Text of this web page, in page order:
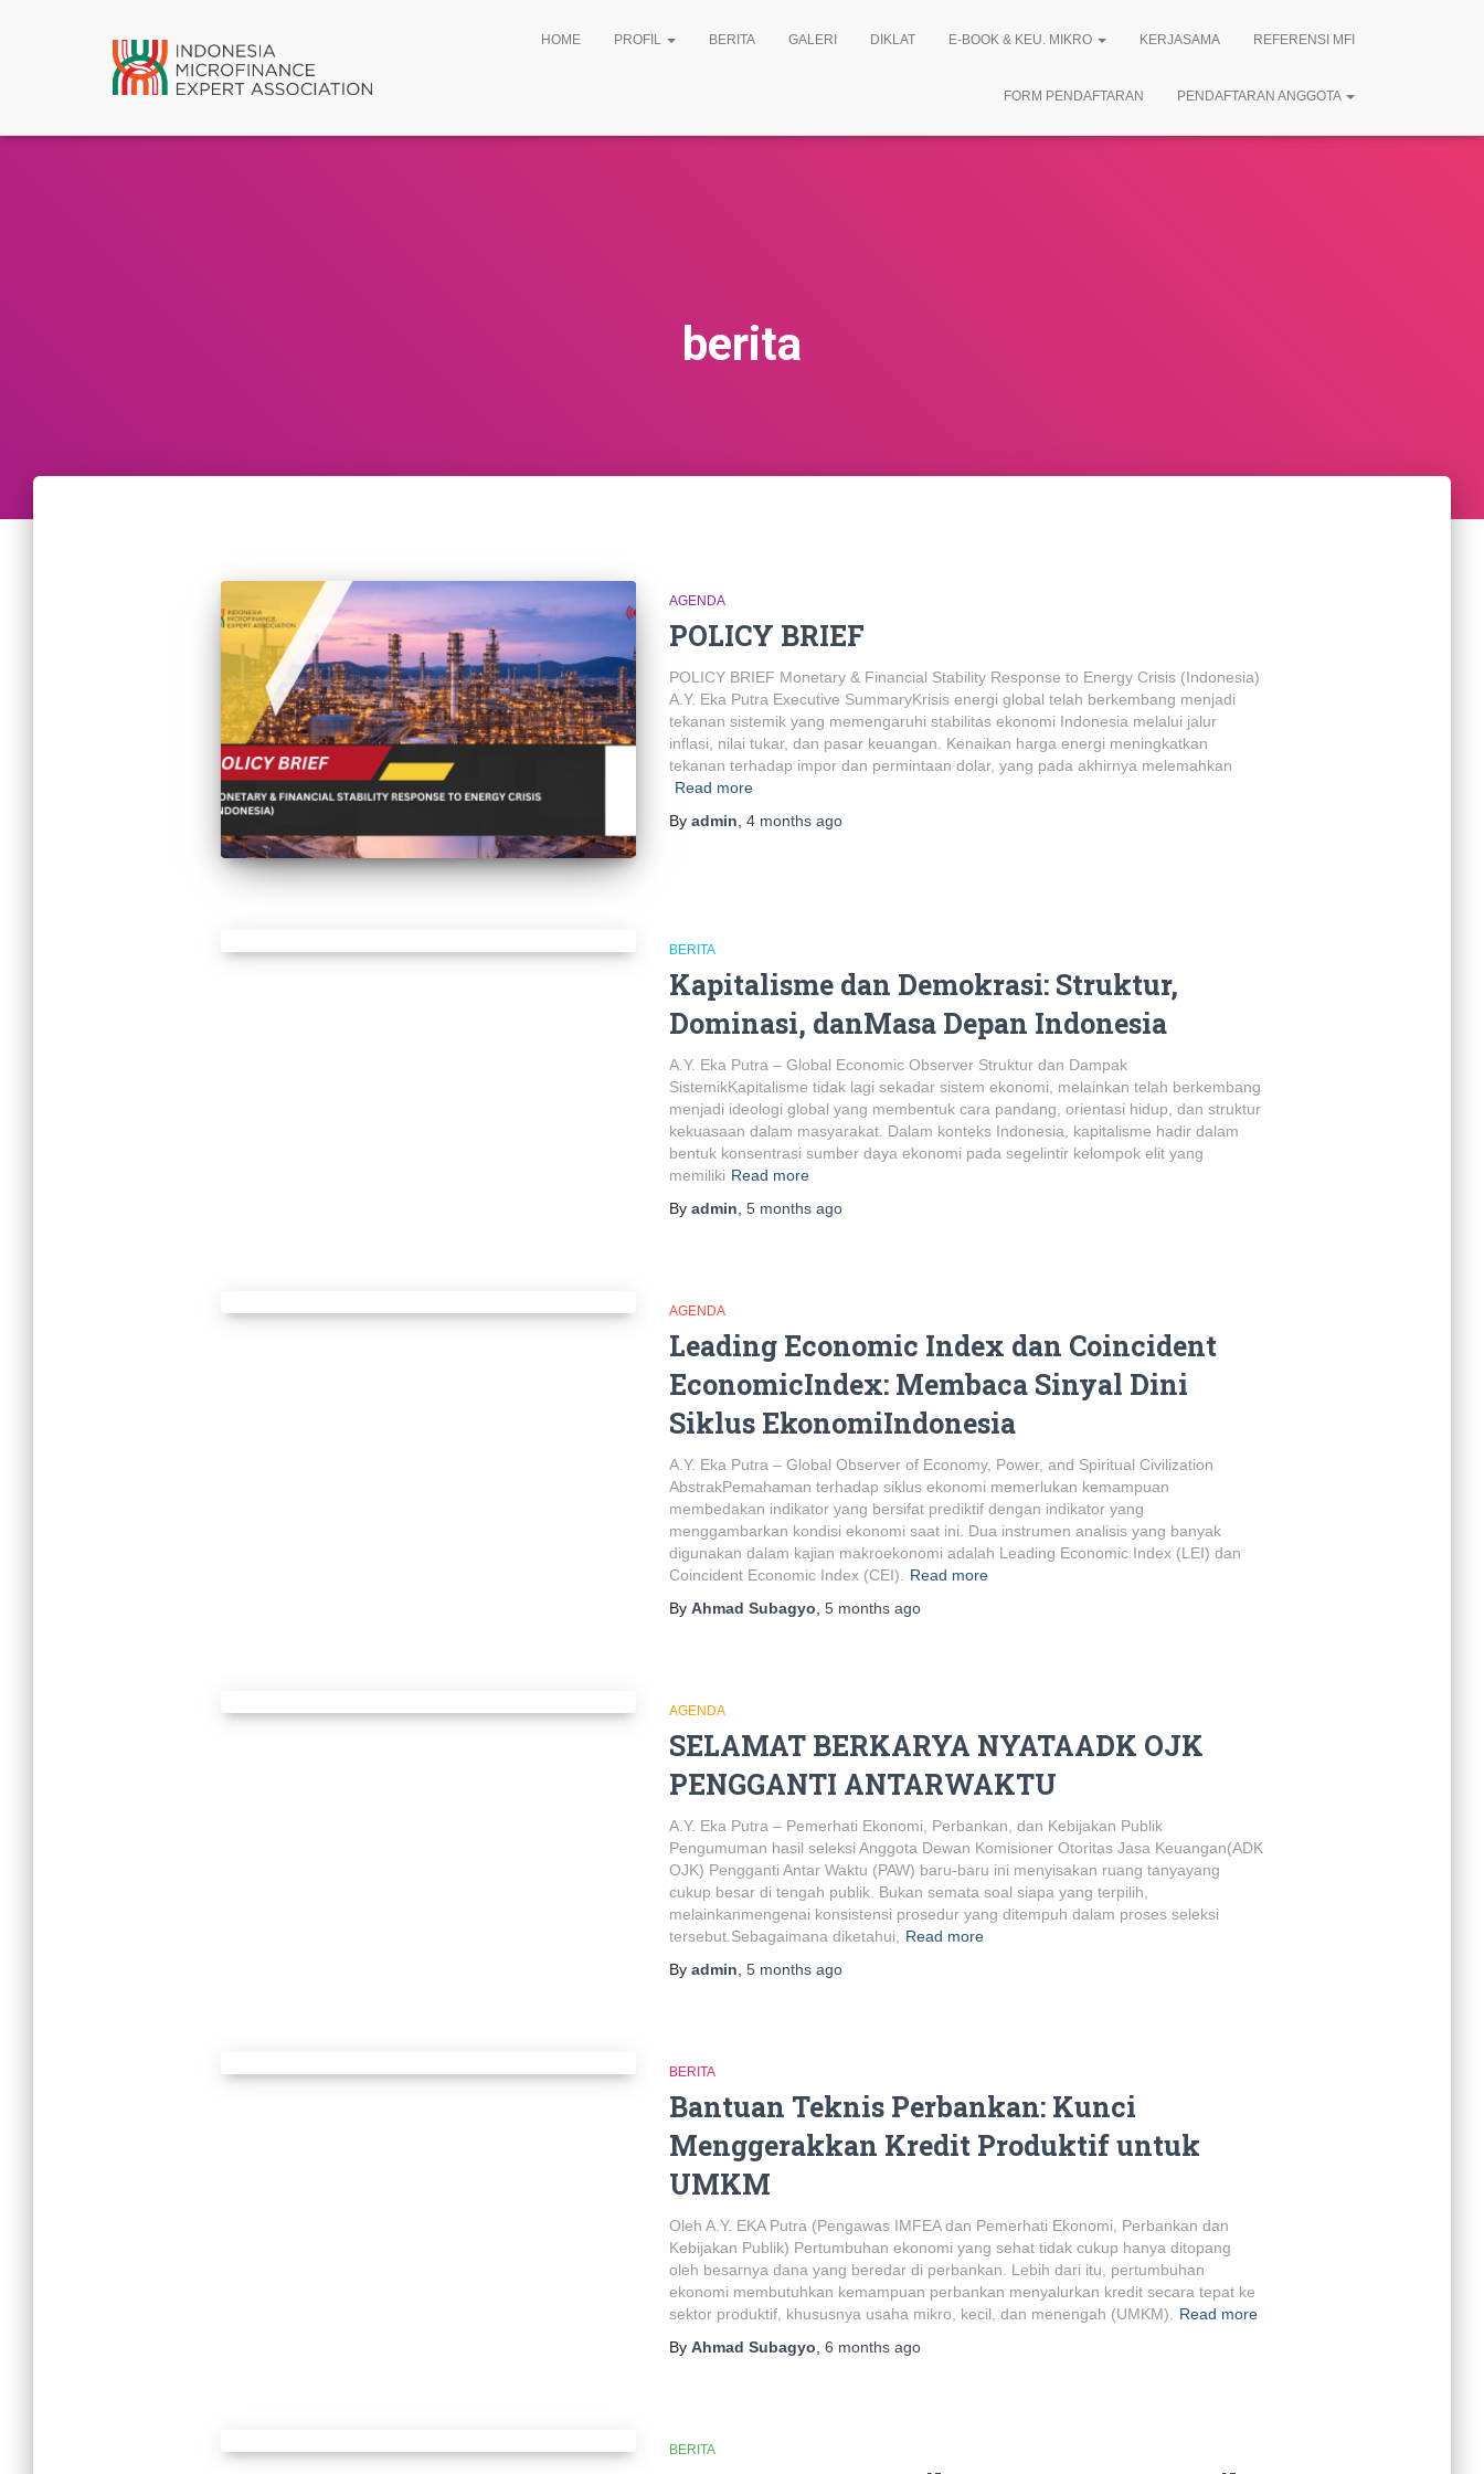
HOME PROFIL BERITA GALERI DIKLAT E-BOOK & KEU. MIKRO KERJASAMA REFERENSI MFI
FORM PENDAFTARAN PENDAFTARAN ANGGOTA
berita
AGENDA
POLICY BRIEF
POLICY BRIEF Monetary & Financial Stability Response to Energy Crisis (Indonesia)
A.Y. Eka Putra Executive SummaryKrisis energi global telah berkembang menjadi
tekanan sistemik yang memengaruhi stabilitas ekonomi Indonesia melalui jalur
inflasi, nilai tukar, dan pasar keuangan. Kenaikan harga energi meningkatkan
tekanan terhadap impor dan permintaan dolar, yang pada akhirnya melemahkan
Read more
By admin 4 monthsago
BERITA
Kapitalisme dan Demokrasi: Struktur,
Dominasi, danMasa Depan Indonesia
A.Y. Eka Putra – Global Economic Observer Struktur dan Dampak
SistemikKapitalisme tidak lagi sekadar sistem ekonomi, melainkan telah berkembang
menjadi ideologi global yang membentuk cara pandang, orientasi hidup, dan struktur
kekuasaan dalam masyarakat. Dalam konteks Indonesia, kapitalisme hadir dalam
bentuk konsentrasi sumber daya ekonomi pada segelintir kelompok elit yang
memiliki Read more
By admin 5 monthsago
AGENDA
Leading Economic Index dan Coincident
EconomicIndex: Membaca Sinyal Dini
Siklus EkonomiIndonesia
A.Y. Eka Putra – Global Observer of Economy, Power, and Spiritual Civilization
AbstrakPemahaman terhadap siklus ekonomi memerlukan kemampuan
membedakan indikator yang bersifat prediktif dengan indikator yang
menggambarkan kondisi ekonomi saat ini. Dua instrumen analisis yang banyak
digunakan dalam kajian makroekonomi adalah Leading Economic Index (LEI) dan
Coincident Economic Index (CEI).
Read more
By Ahmad Subagyo 5 monthsago
AGENDA
SELAMAT BERKARYA NYATAADK OJK
PENGGANTI ANTARWAKTU
A.Y. Eka Putra – Pemerhati Ekonomi, Perbankan, dan Kebijakan Publik
Pengumuman hasil seleksi Anggota Dewan Komisioner Otoritas Jasa Keuangan(ADK
OJK) Pengganti Antar Waktu (PAW) baru-baru ini menyisakan ruang tanyayang
cukup besar di tengah publik. Bukan semata soal siapa yang terpilih,
melainkanmengenai konsistensi prosedur yang ditempuh dalam proses seleksi
tersebut.Sebagaimana diketahui,
Read more
By admin 5 monthsago
BERITA
Bantuan Teknis Perbankan: Kunci
Menggerakkan Kredit Produktif untuk
UMKM
Oleh A.Y. EKA Putra (Pengawas IMFEA dan Pemerhati Ekonomi, Perbankan dan
Kebijakan Publik) Pertumbuhan ekonomi yang sehat tidak cukup hanya ditopang
oleh besarnya dana yang beredar di perbankan. Lebih dari itu, pertumbuhan
ekonomi membutuhkan kemampuan perbankan menyalurkan kredit secara tepat ke
sektor produktif, khususnya usaha mikro, kecil, dan menengah (UMKM).
Read more
By Ahmad Subagyo 6 monthsago
BERITA